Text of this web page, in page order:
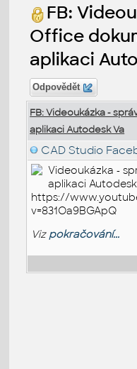
FB:
Office
aplikaci
Odpovědět
FB: Videoukázka -
aplikaci Autodesk Va
CAD Studio
Videoukázka -
aplikaci
https://
v=831Oa9BGApQ
Viz pokračování...